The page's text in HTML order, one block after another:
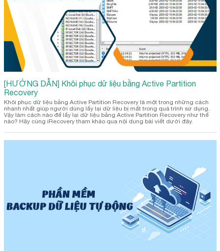
[HƯỚNG DẪN] Khôi phục dữ liệu bằng Active Partition
Recovery
Khôi phục dữ liệu bằng Active Partition Recovery là một trong những cách
nhanh nhất giúp người dùng lấy lại dữ liệu bị mất trong quá trình sử dụng.
Vậy làm cách nào để lấy lại dữ liệu bằng Active Partition Recovery như thế
nào? Hãy cùng iRecovery tham khảo qua nội dung bài viết dưới đây.